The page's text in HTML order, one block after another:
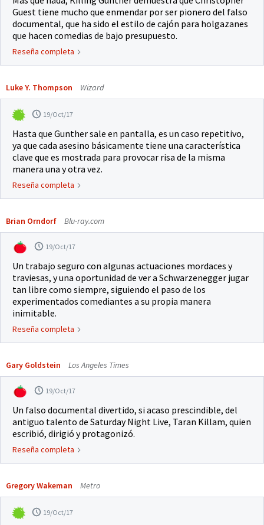
Guest tiene mucho que enmendar por ser pionero del falso
documental, que ha sido el estilo de cajón para holgazanes
que hacen comedias de bajo presupuesto.
Reseña completa
Luke Y. Thompson Wizard
19/Oct/17
Hasta que Gunther sale en pantalla, es un caso repetitivo,
ya que cada asesino básicamente tiene una característica
clave que es mostrada para provocar risa de la misma
manera una y otra vez.
Reseña completa
Brian Orndorf Blu-ray.com
19/Oct/17
Un trabajo seguro con algunas actuaciones mordaces y
traviesas, y una oportunidad de ver a Schwarzenegger jugar
tan libre como siempre, siguiendo el paso de los
experimentados comediantes a su propia manera
inimitable.
Reseña completa
Gary Goldstein Los Angeles Times
19/Oct/17
Un falso documental divertido, si acaso prescindible, del
antiguo talento de Saturday Night Live, Taran Killam, quien
escribió, dirigió y protagonizó.
Reseña completa
Gregory Wakeman Metro
19/Oct/17